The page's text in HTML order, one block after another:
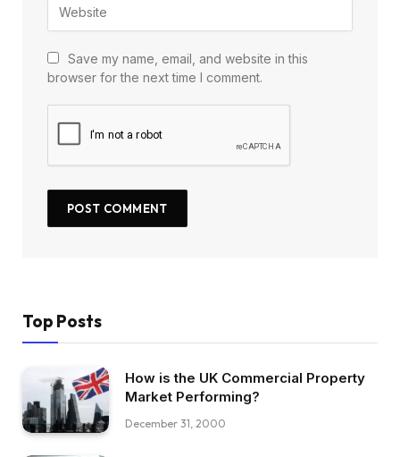
Save my name, email, and website in this
browser for the next time I comment.
Top Posts
How is the UK Commercial Property
Market Performing?
December 31, 2000